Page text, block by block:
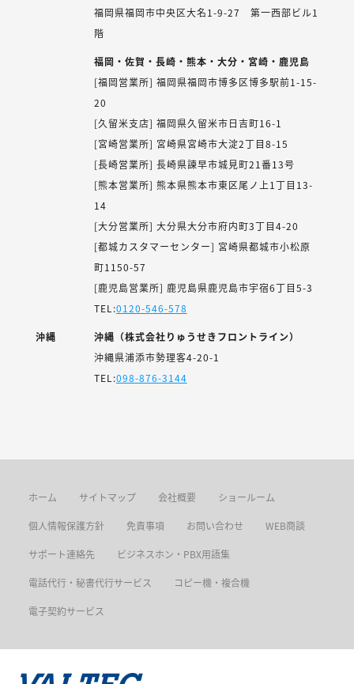
福岡県福岡市中央区大名1-9-27 第一西部ビル1
階
福岡・佐賀・長崎・熊本・大分・宮崎・鹿児島
[福岡営業所] 福岡県福岡市博多区博多駅前1-15-
20
[久留米支店] 福岡県久留米市日吉町16-1
[宮崎営業所] 宮崎県宮崎市大淀2丁目8-15
[長崎営業所] 長崎県諫早市城見町21番13号
[熊本営業所] 熊本県熊本市東区尾ノ上1丁目13-
14
[大分営業所] 大分県大分市府内町3丁目4-20
[都城カスタマーセンター] 宮崎県都城市小松原
町1150-57
[鹿児島営業所] 鹿児島県鹿児島市宇宿6丁目5-3
TEL:0120-546-578
沖縄
沖縄（株式会社りゅうせきフロントライン）
沖縄県浦添市勢理客4-20-1
TEL:098-876-3144
ホーム サイトマップ 会社概要 ショールーム
個人情報保護方針 免責事項 お問い合わせ WEB商談
サポート連絡先 ビジネスホン・PBX用語集
電話代行・秘書代行サービス コピー機・複合機
電子契約サービス